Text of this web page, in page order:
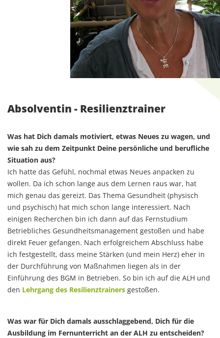
Absolventin - Resilienztrainer
Was hat Dich damals motiviert, etwas Neues zu wagen, und
wie sah zu dem Zeitpunkt Deine persönliche und berufliche
Situation aus?
Ich hatte das Gefühl, nochmal etwas Neues anpacken zu
wollen. Da ich schon lange aus dem Lernen raus war, hat
mich genau das gereizt. Das Thema Gesundheit (physisch
und psychisch) hat mich schon lange interessiert. Nach
einigen Recherchen bin ich dann auf das Fernstudium
Betriebliches Gesundheitsmanagement gestoßen und habe
direkt Feuer gefangen. Nach erfolgreichem Abschluss habe
ich festgestellt, dass meine Stärken (und mein Herz) eher in
der Durchführung von Maßnahmen liegen als in der
Einführung des BGM in Betrieben. So bin ich auf die ALH und
den Lehrgang des Resilienztrainers gestoßen.
Was war für Dich damals ausschlaggebend, Dich für die
Ausbildung im Fernunterricht an der ALH zu entscheiden?